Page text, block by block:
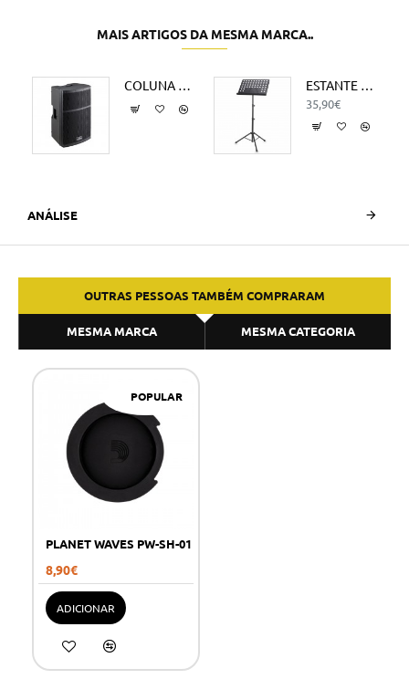
MAIS ARTIGOS DA MESMA MARCA..
COLUNA SOUNDSATION HYPER TOP 12A ESTANTE DE PAUTA SOUNDSATION OMS-430 C/SACO
35,90€
ANÁLISE
OUTRAS PESSOAS TAMBÉM COMPRARAM
MESMA MARCA MESMA CATEGORIA
POPULAR
PLANET WAVES PW-SH-01
8,90€
ADICIONAR